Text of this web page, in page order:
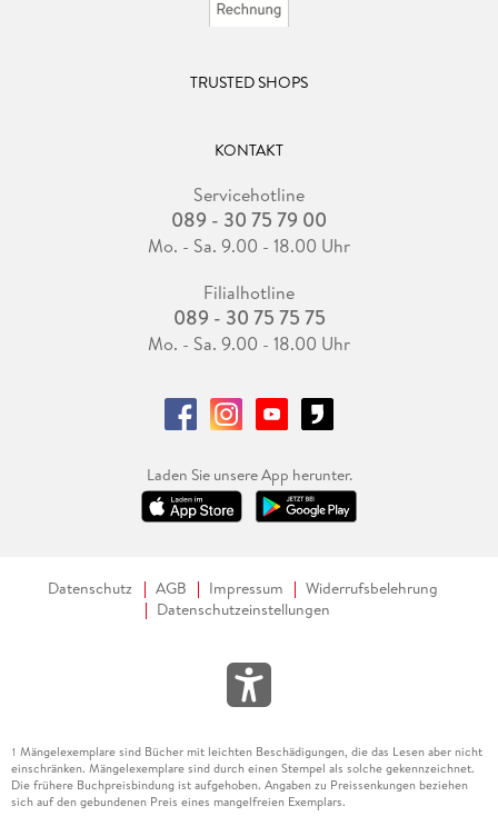
TRUSTED SHOPS
KONTAKT
Servicehotline
089 - 30 75 79 00
Mo. - Sa. 9.00 - 18.00 Uhr
Filialhotline
089 - 30 75 75 75
Mo. - Sa. 9.00 - 18.00 Uhr
Laden Sie unsere App herunter.
Datenschutz AGB Impressum
Widerrufsbelehrung
Datenschutzeinstellungen
1 Mängelexemplare sind Bücher mit leichten Beschädigungen, die das Lesen aber nicht
einschränken. Mängelexemplare sind durch einen Stempel als solche gekennzeichnet.
Die frühere Buchpreisbindung ist aufgehoben. Angaben zu Preissenkungen beziehen
sich auf den gebundenen Preis eines mangelfreien Exemplars.